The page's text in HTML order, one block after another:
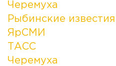
Черемуха
Рыбинские известия
ЯрСМИ
ТАСС
Черемуха